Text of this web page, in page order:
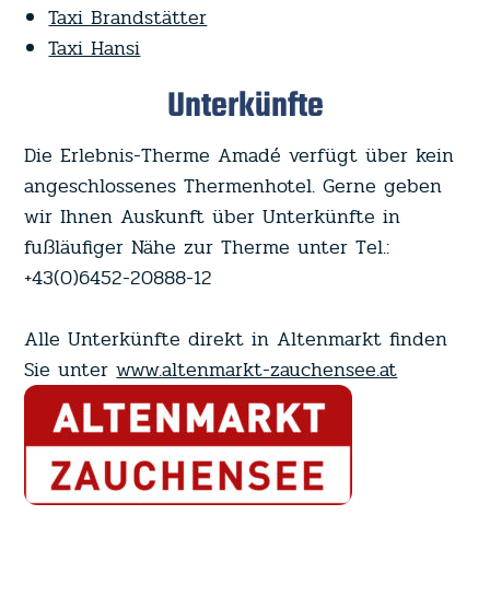
Taxi Brandstätter
Taxi Hansi
Unterkünfte
Die Erlebnis-Therme Amadé verfügt über kein
angeschlossenes Thermenhotel. Gerne geben
wir Ihnen Auskunft über Unterkünfte in
fußläufiger Nähe zur Therme unter Tel.:
+43(0)6452-20888-12
Alle Unterkünfte direkt in Altenmarkt finden
Sie unterwww.altenmarkt-zauchensee.at